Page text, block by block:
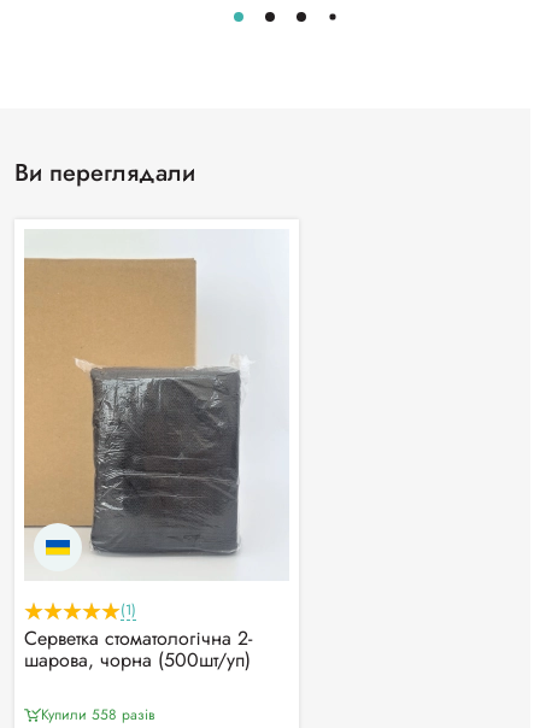
Ви переглядали
(1)
Серветка стоматологічна 2-
шарова, чорна (500шт/уп)
Купили 558 разiв